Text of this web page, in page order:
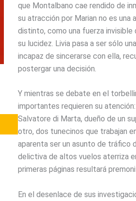
que Montalbano cae rendido de
su atracción por Marian no es una
distinto, como una fuerza
su lucidez. Livia pasa a ser sólo
incapaz de sincerarse con ella,
postergar una decisión.
Y mientras se debate en el
importantes requieren su
Salvatore di Marta, dueño de un
otro, dos tunecinos que trabajan
aparenta ser un asunto de tráfico
delictiva de altos vuelos aterriza
primeras páginas resultará
En el desenlace de sus